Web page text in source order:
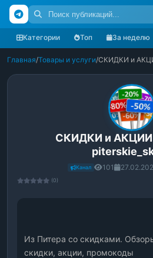
Категории Топ За неделю
Главная/Товары и услуги/СКИДКИ и
СКИДКИ и АКЦИИ
Канал 101
(0)
Из Питера со скидками.
скидки, акции, промокоды